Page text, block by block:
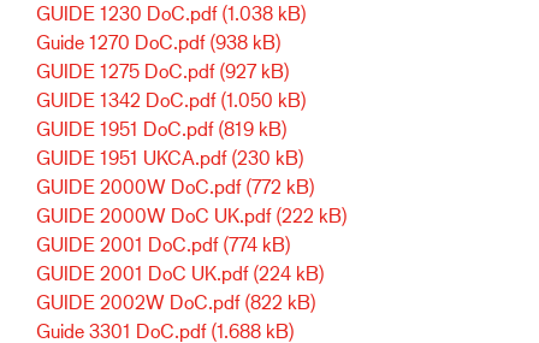
GUIDE 1230 DoC.pdf (1.038 kB)
Guide 1270 DoC.pdf (938 kB)
GUIDE 1275 DoC.pdf (927 kB)
GUIDE 1342 DoC.pdf (1.050 kB)
GUIDE 1951 DoC.pdf (819 kB)
GUIDE 1951 UKCA.pdf (230 kB)
GUIDE 2000W DoC.pdf (772 kB)
GUIDE 2000W DoC UK.pdf (222 kB)
GUIDE 2001 DoC.pdf (774 kB)
GUIDE 2001 DoC UK.pdf (224 kB)
GUIDE 2002W DoC.pdf (822 kB)
Guide 3301 DoC.pdf (1.688 kB)